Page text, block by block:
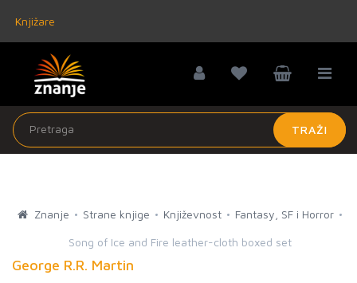
Knjižare
TRAŽI
Znanje Strane knjige Književnost Fantasy, SF i Horror
Song of Ice and Fire leather-cloth boxed set
George R.R. Martin